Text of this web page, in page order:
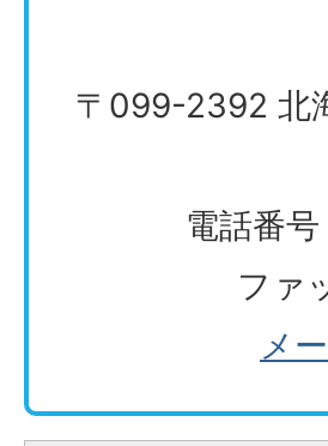
〒099-2392 北
電話番
ファ
メ